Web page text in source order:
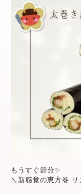
もうすぐ節分✨
＼新感覚の恵方巻